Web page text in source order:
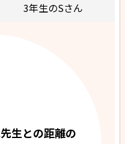
3年生のSさん
生との距離の